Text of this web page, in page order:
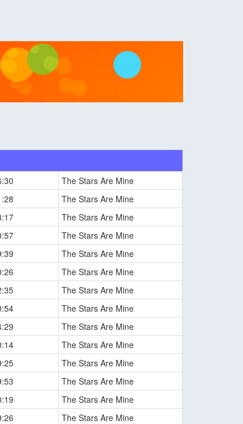
The Stars Are Mine
The Stars Are Mine
The Stars Are Mine
The Stars Are Mine
The Stars Are Mine
The Stars Are Mine
The Stars Are Mine
The Stars Are Mine
The Stars Are Mine
The Stars Are Mine
The Stars Are Mine
The Stars Are Mine
The Stars Are Mine
The Stars Are Mine